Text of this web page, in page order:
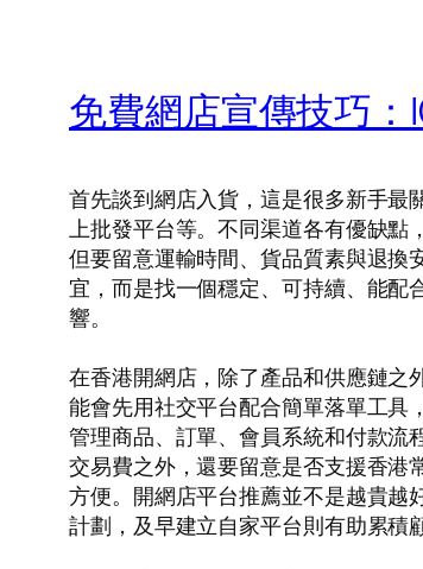
免費網店宣傳技巧
首先談到網店入貨，這是很多新手最
上批發平台等。不同渠道各有優缺點
但要留意運輸時間、貨品質素與退換
宜，而是找一個穩定、可持續、能配
響。
在香港開網店，除了產品和供應鏈之
能會先用社交平台配合簡單落單工
管理商品、訂單、會員系統和付款流
交易費之外，還要留意是否支援香港
方便。開網店平台推薦並不是越貴越
計劃，及早建立自家平台則有助累積